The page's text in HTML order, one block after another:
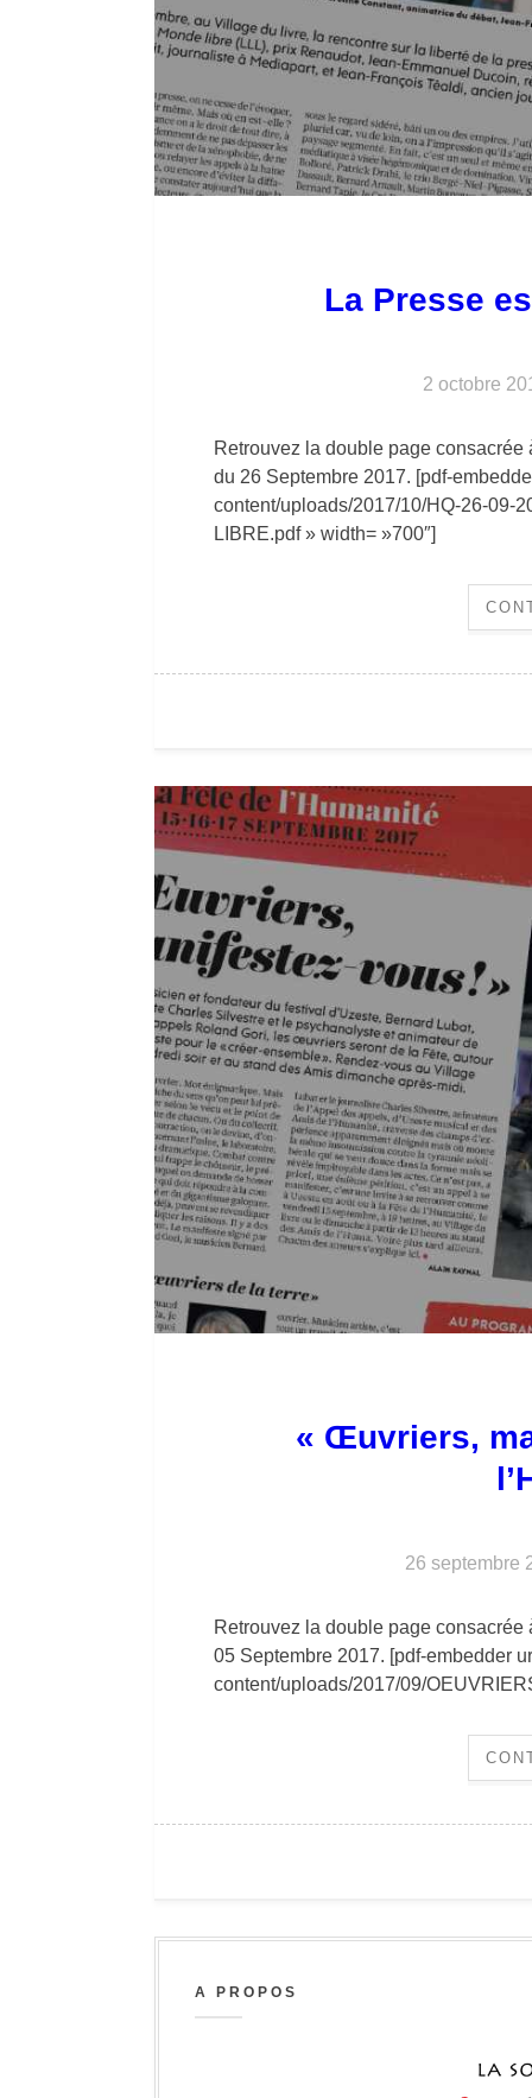
La Presse
2 octobre
Retrouvez la double page consacrée
du 26 Septembre 2017. [pdf-
content/uploads/2017/10/HQ-26-09-
LIBRE.pdf » width= »700″]
« Œuvriers,
26 septembre
Retrouvez la double page
05 Septembre 2017. [pdf-embedder
content/uploads/2017/09/
A PROPOS